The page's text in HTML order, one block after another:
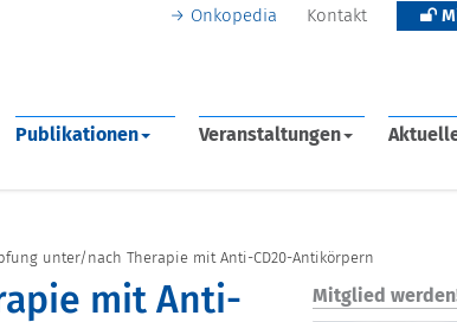
Onkopedia Kontakt
Publikationen Veranstaltungen
unter/nach Therapie mit Anti-CD20-Antikörpern
mit Anti-
Mitglied